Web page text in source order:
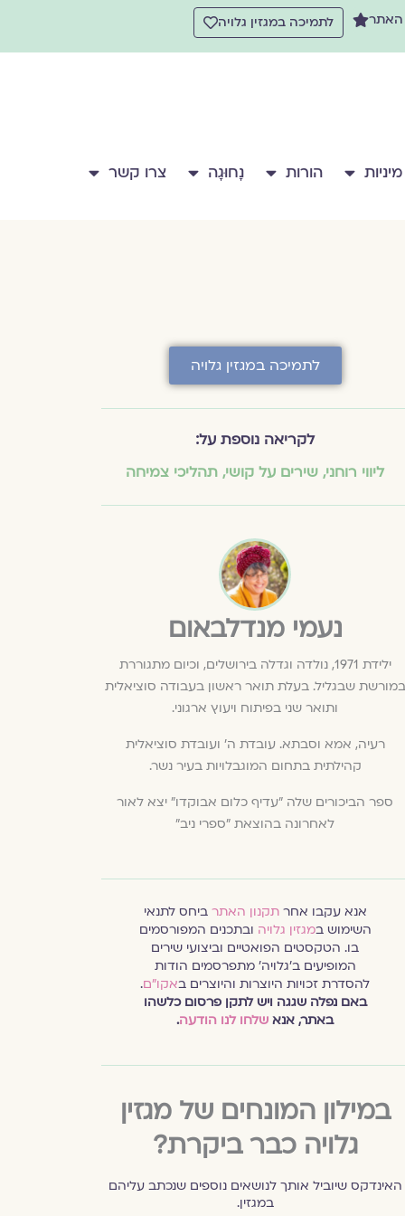
האתר לתמיכה במגזין גלויה
מיניות הורות נָחוּגָה צרו קשר
לתמיכה במגזין גלויה
לקריאה נוספת על:
ליווי רוחני, שירים על קושי, תהליכי צמיחה
נעמי מנדלבאום
ילידת 1971, נולדה וגדלה בירושלים, וכיום מתגוררת
במורשת שבגליל. בעלת תואר ראשון בעבודה סוציאלית
ותואר שני בפיתוח ויעוץ ארגוני.
רעיה, אמא וסבתא. עובדת ה' ועובדת סוציאלית
קהילתית בתחום המוגבלויות בעיר נשר.
ספר הביכורים שלה "עדיף כלום אבוקדו" יצא לאור
לאחרונה בהוצאת "ספרי ניב"
אנא עקבו אחרתקנון האתר ביחס לתנאי
השימוש במגזין גלויה ובתכנים המפורסמים
בו. הטקסטים הפואטיים וביצועי שירים
המופיעים ב׳גלויה׳ מתפרסמים הודות
להסדרת זכויות היוצרות והיוצרים באקו״ם.
באם נפלה שגגה ויש לתקן פרסום כלשהו
באתר, אנא שלחו לנו הודעה.
במילון המונחים של מגזין
גלויה כבר ביקרת?
האינדקס שיוביל אותך לנושאים נוספים שנכתב עליהם
במגזין.